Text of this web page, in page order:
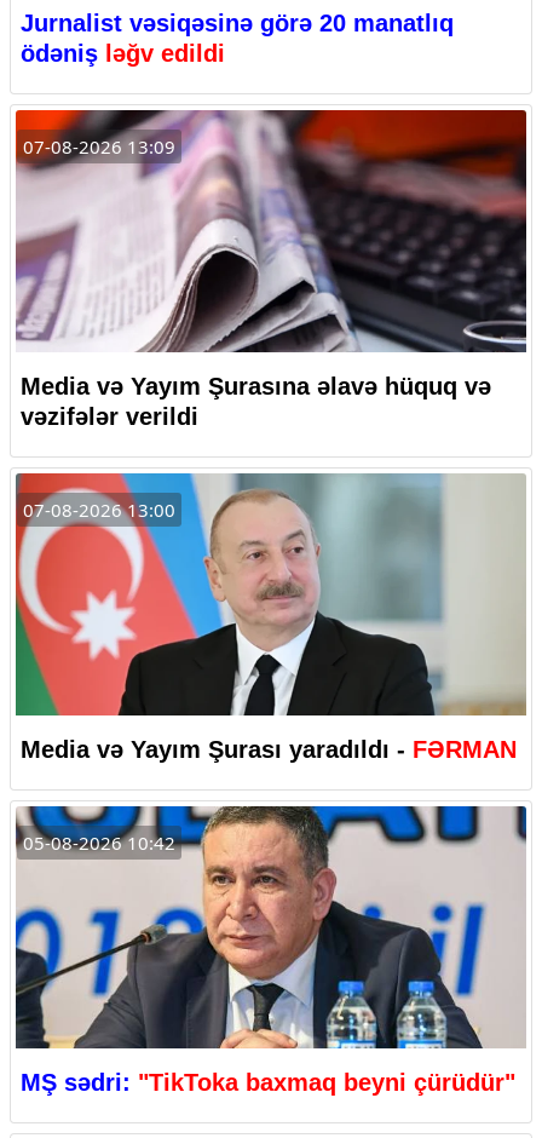
Jurnalist vəsiqəsinə görə 20 manatlıq
ödəniş ləğv edildi
07-08-2026 13:09
Media və Yayım Şurasına əlavə hüquq və
vəzifələr verildi
07-08-2026 13:00
Media və Yayım Şurası yaradıldı - FƏRMAN
05-08-2026 10:42
MŞ sədri: "TikToka baxmaq beyni çürüdür"